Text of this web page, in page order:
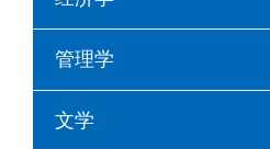
管理学
文学